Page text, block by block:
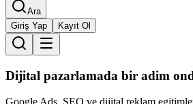
Ara
Giriş Yap
Kayıt Ol
Dijital pazarlamada bir adim